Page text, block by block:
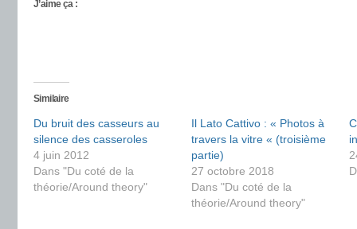
J’aime ça :
Similaire
Du bruit des casseurs au
silence des casseroles
4 juin 2012
Dans "Du coté de la
théorie/Around theory"
Il Lato Cattivo : « Photos à
travers la vitre « (troisième
partie)
27 octobre 2018
Dans "Du coté de la
théorie/Around theory"